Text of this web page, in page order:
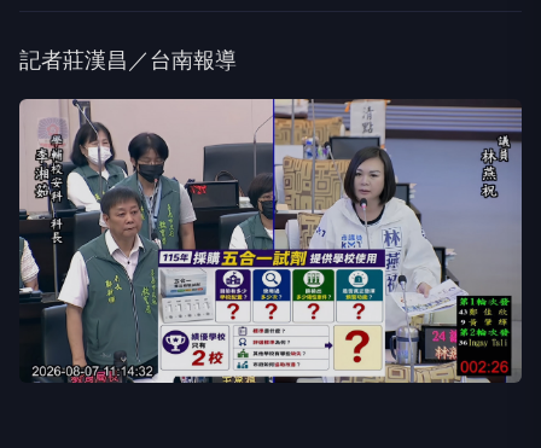
記者莊漢昌／台南報導